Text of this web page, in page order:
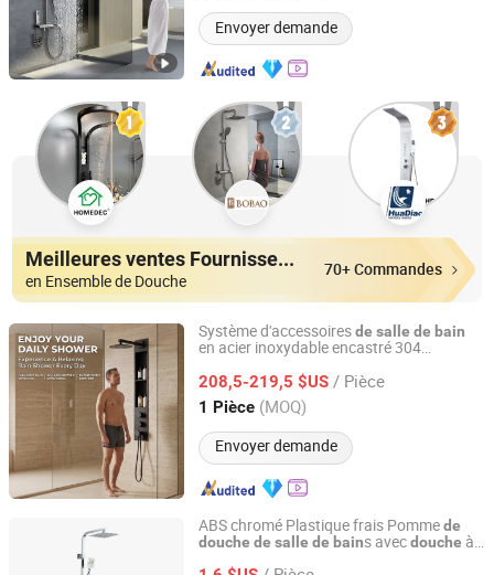
Envoyer demande
Meilleures ventes Fournisseurs
en Ensemble de Douche
70+ Commandes
Système d'accessoiresde salle de bain
en acier inoxydable encastré 304
208,5-219,5 $US / Pièce
1 Pièce (MOQ)
Envoyer demande
Cassbern Sanitary Ware (Ningbo) Co., Ltd.
Zhejiang, China Depuis 2026
ABS chromé Plastique frais Pommede
douche de salle de bains avecdouche à
YUYAO QIANHANG SANITARY WARE FACTORY